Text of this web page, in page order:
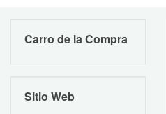
Carro de la Compra
Sitio Web